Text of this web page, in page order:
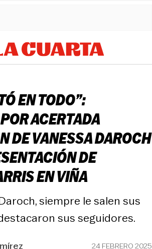
EN TODO”:
ACERTADA
DE VANESSA DAROCH
DE
EN VIÑA
siempre le salen sus
sus seguidores.
24 FEBRERO 2025